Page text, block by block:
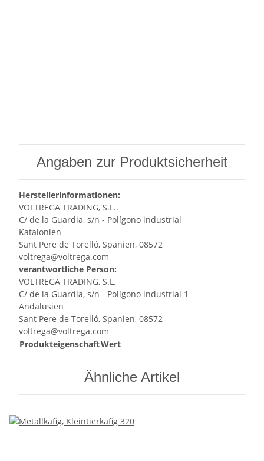
Angaben zur Produktsicherheit
Herstellerinformationen:
VOLTREGA TRADING, S.L..
C/ de la Guardia, s/n - Polígono industrial
Katalonien
Sant Pere de Torelló, Spanien, 08572
voltrega@voltrega.com
verantwortliche Person:
VOLTREGA TRADING, S.L.
C/ de la Guardia, s/n - Polígono industrial 1
Andalusien
Sant Pere de Torelló, Spanien, 08572
voltrega@voltrega.com
ProdukteigenschaftWert
Ähnliche Artikel